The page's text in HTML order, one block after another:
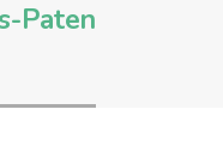
Paten